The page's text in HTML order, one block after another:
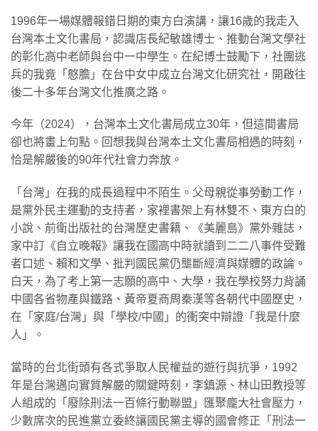
1996年一場媒體報錯日期的東方白演講，讓16歲的我走入
台灣本土文化書局，認識店長紀敏雄博士、推動台灣文學社
的彰化高中老師與台中一中學生。在紀博士鼓勵下，社團逃
兵的我竟「憨膽」在台中女中成立台灣文化研究社，開啟往
後二十多年台灣文化推廣之路。
今年（2024），台灣本土文化書局成立30年，但這間書局
卻也將畫上句點。回想我與台灣本土文化書局相遇的時刻，
恰是解嚴後的90年代社會力奔放。
「台灣」在我的成長過程中不陌生。父母親從事勞動工作，
是黨外民主運動的支持者，家裡書架上有林雙不、東方白的
小說、前衛出版社的台灣歷史書籍、《美麗島》黨外雜誌，
家中訂《自立晚報》讓我在國高中時就讀到二二八事件受難
者口述、賴和文學、批判國民黨仍壟斷經濟與媒體的政論。
白天，為了考上第一志願的高中、大學，我在學校努力背誦
中國各省物產與鐵路、黃帝夏商周秦漢等各朝代中國歷史，
在「家庭/台灣」與「學校/中國」的衝突中辯證「我是什麼
人」。
當時的台北街頭有各式爭取人民權益的遊行與抗爭，1992
年是台灣邁向實質解嚴的關鍵時刻，李鎮源、林山田教授等
人組成的「廢除刑法一百條行動聯盟」匯聚龐大社會壓力，
少數席次的民進黨立委終讓國民黨主導的國會修正「刑法一